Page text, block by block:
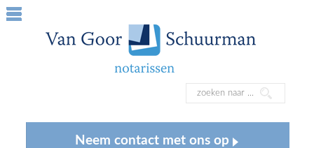
Neem contact met ons op